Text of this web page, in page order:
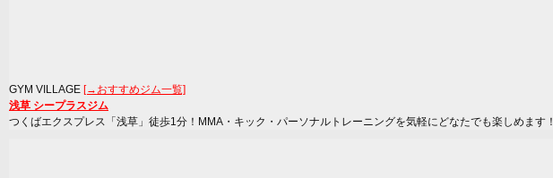
GYM VILLAGE [→おすすめジム一覧]
浅草 シープラスジム
つくばエクスプレス「浅草」徒歩1分！MMA・キック・パーソナルトレーニングを気軽にどなたでも楽しめます！